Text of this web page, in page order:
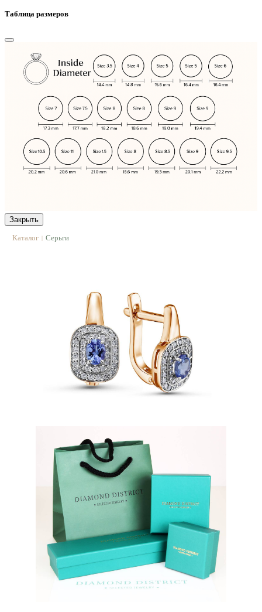
Таблица размеров
Закрыть
Каталог | Серьги